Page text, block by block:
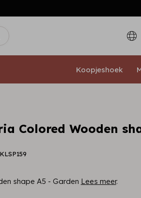
Koopjeshoek
Colored Wooden
shape A5 - Garden Lees meer.